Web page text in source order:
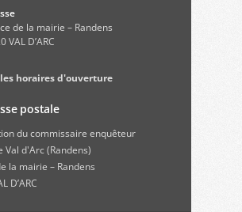
de la mairie – Randens
VAL D’ARC
horaires d'ouverture
postale
du commissaire enquêteur
Val d'Arc (Randens)
la mairie – Randens
D’ARC